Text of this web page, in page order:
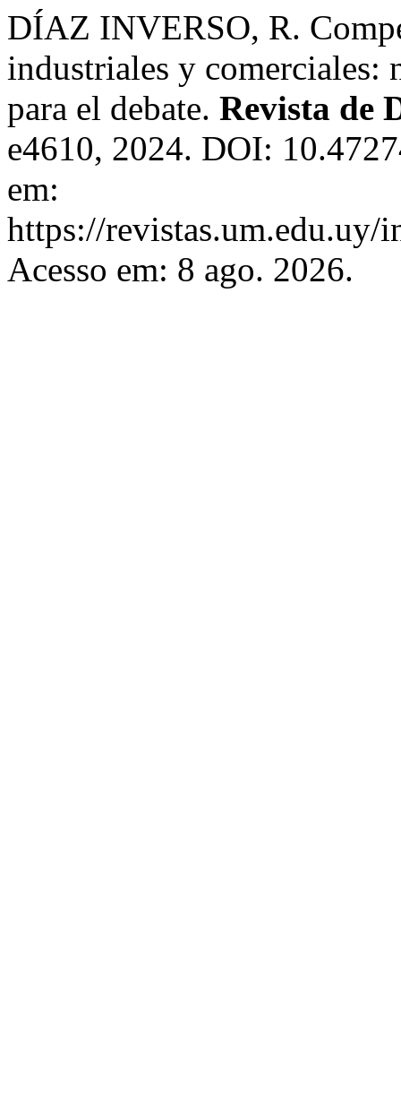
DÍAZ INVERSO, R.
industriales y comerciales:
para el debate. Revista de
e4610, 2024. DOI:
em:
https://revistas.um.edu.uy/
Acesso em: 8 ago. 2026.